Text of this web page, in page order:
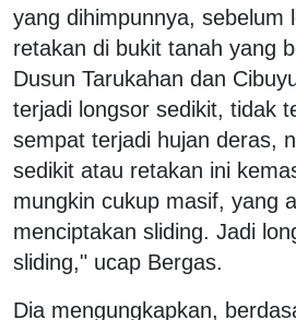
yang dihimpunnya, sebelum
retakan di bukit tanah yang
Dusun Tarukahan dan
terjadi longsor sedikit, tidak
sempat terjadi hujan deras,
sedikit atau retakan ini
mungkin cukup masif, yang
menciptakan sliding. Jadi
sliding," ucap Bergas.
Dia mengungkapkan,